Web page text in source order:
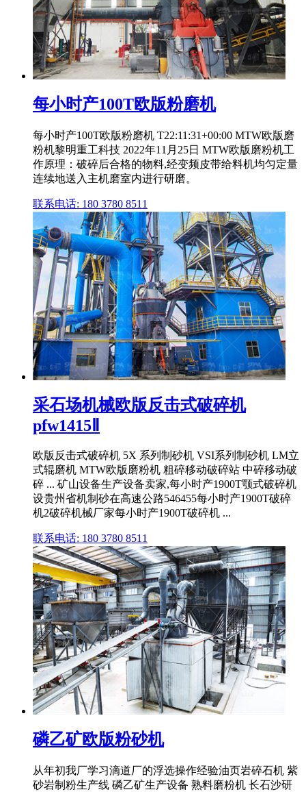
每小时产100T欧版粉磨机
每小时产100T欧版粉磨机 T22:11:31+00:00 MTW欧版磨
粉机黎明重工科技 2022年11月25日 MTW欧版磨粉机工
作原理：破碎后合格的物料,经变频皮带给料机均匀定量
连续地送入主机磨室内进行研磨。
联系电话: 180 3780 8511
采石场机械欧版反击式破碎机
pfw1415Ⅱ
欧版反击式破碎机 5X 系列制砂机 VSI系列制砂机 LM立
式辊磨机 MTW欧版磨粉机 粗碎移动破碎站 中碎移动破
碎 ... 矿山设备生产设备卖家,每小时产1900T颚式破碎机
设贵州省机制砂在高速公路546455每小时产1900T破碎
机2破碎机械厂家每小时产1900T破碎机 ...
联系电话: 180 3780 8511
磷乙矿欧版粉砂机
从年初我厂学习滴道厂的浮选操作经验油页岩碎石机 紫
砂岩制粉生产线 磷乙矿生产设备 熟料磨粉机 长石沙研